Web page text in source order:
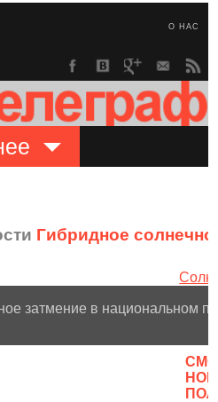
О НАС
Гибридное
затмение в национальном